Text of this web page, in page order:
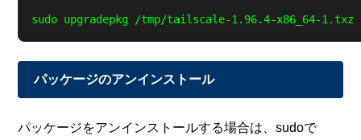
パッケージのアンインストール
パッケージをアンインストールする場合は、sudoで